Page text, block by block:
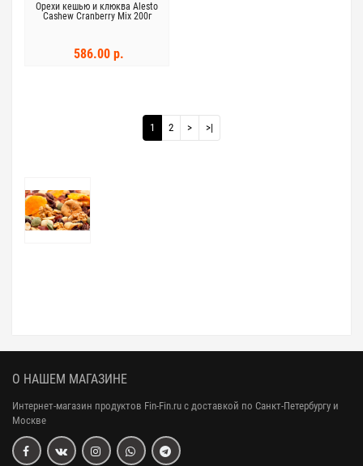
Орехи кешью и клюква Alesto
Cashew Cranberry Mix 200г
586.00 р.
1 2 > >|
О НАШЕМ МАГАЗИНЕ
Интернет-магазин продуктов Fin-Fin.ru с доставкой по Санкт-Петербургу и
Москве